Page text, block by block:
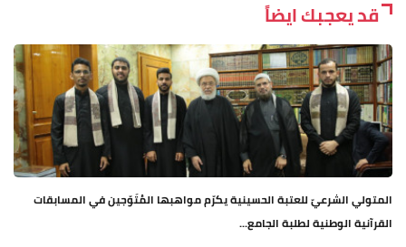
قد يعجبك ايضاً
المتولي الشرعيّ للعتبة الحسينية يكرّم مواهبها المُتَوّجين في المسابقات
القرآنية الوطنية لطلبة الجامع...